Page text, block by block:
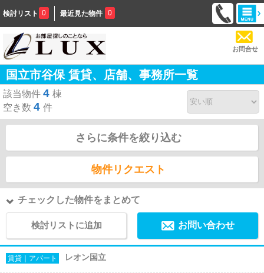
検討リスト 0 最近見た物件 0
お問合せ
国立市谷保 賃貸、店舗、事務所一覧
該当物件 4 棟
空き数 4 件
さらに条件を絞り込む
物件リクエスト
チェックした物件をまとめて
検討リストに追加 お問い合わせ
賃貸｜アパート レオン国立